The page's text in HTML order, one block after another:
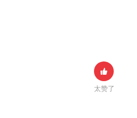
太赞了